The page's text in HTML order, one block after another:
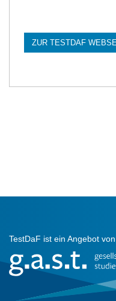
ZUR TESTDAF
TestDaF ist ein Angebot von